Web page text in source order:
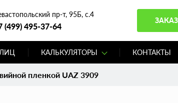
пр-т, 95Б, с.4
(499) 495-37-64
КАЛЬКУЛЯТОРЫ КОНТАКТЫ
пленкой UAZ 3909